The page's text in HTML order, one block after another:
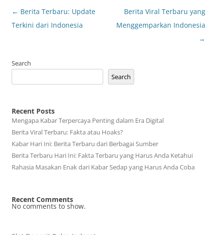
Post
navigation
← Berita Terbaru: Update
Terkini dari Indonesia
Berita Viral Terbaru yang
Menggemparkan Indonesia
→
Search
Search
Recent Posts
Mengapa Kabar Terpercaya Penting dalam Era Digital
Berita Viral Terbaru: Fakta atau Hoaks?
Kabar Hari Ini: Berita Terbaru dari Berbagai Sumber
Berita Terbaru Hari Ini: Fakta Terbaru yang Harus Anda Ketahui
Rahasia Masakan Enak dari Kabar Sedap yang Harus Anda Coba
Recent Comments
No comments to show.